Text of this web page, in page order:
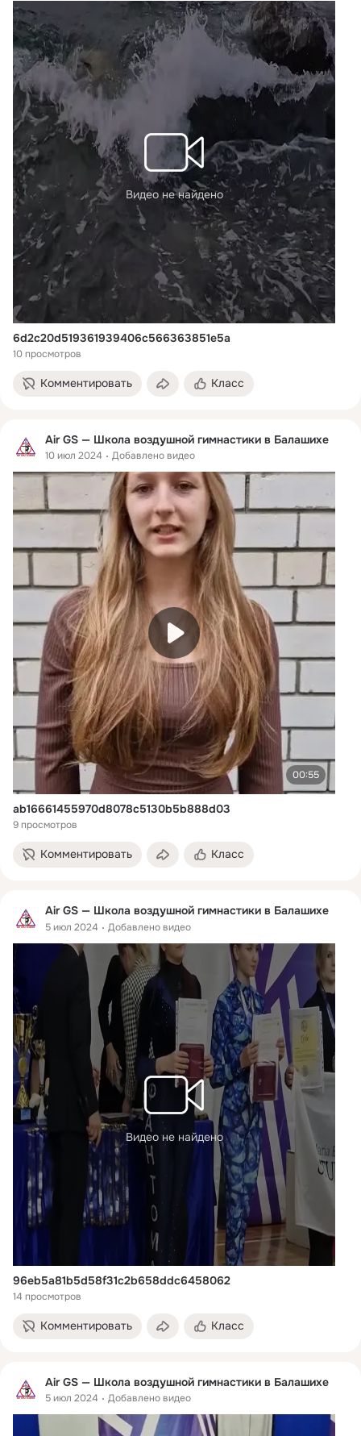
Видео не найдено
6d2c20d519361939406c566363851e5a
10 просмотров
Комментировать Класс
Air GS — Школа воздушной гимнастики в Балашихе
10 июл 2024 Добавлено видео
00:55
ab16661455970d8078c5130b5b888d03
9 просмотров
Комментировать Класс
Air GS — Школа воздушной гимнастики в Балашихе
5 июл 2024 Добавлено видео
Видео не найдено
96eb5a81b5d58f31c2b658ddc6458062
14 просмотров
Комментировать Класс
Air GS — Школа воздушной гимнастики в Балашихе
5 июл 2024 Добавлено видео